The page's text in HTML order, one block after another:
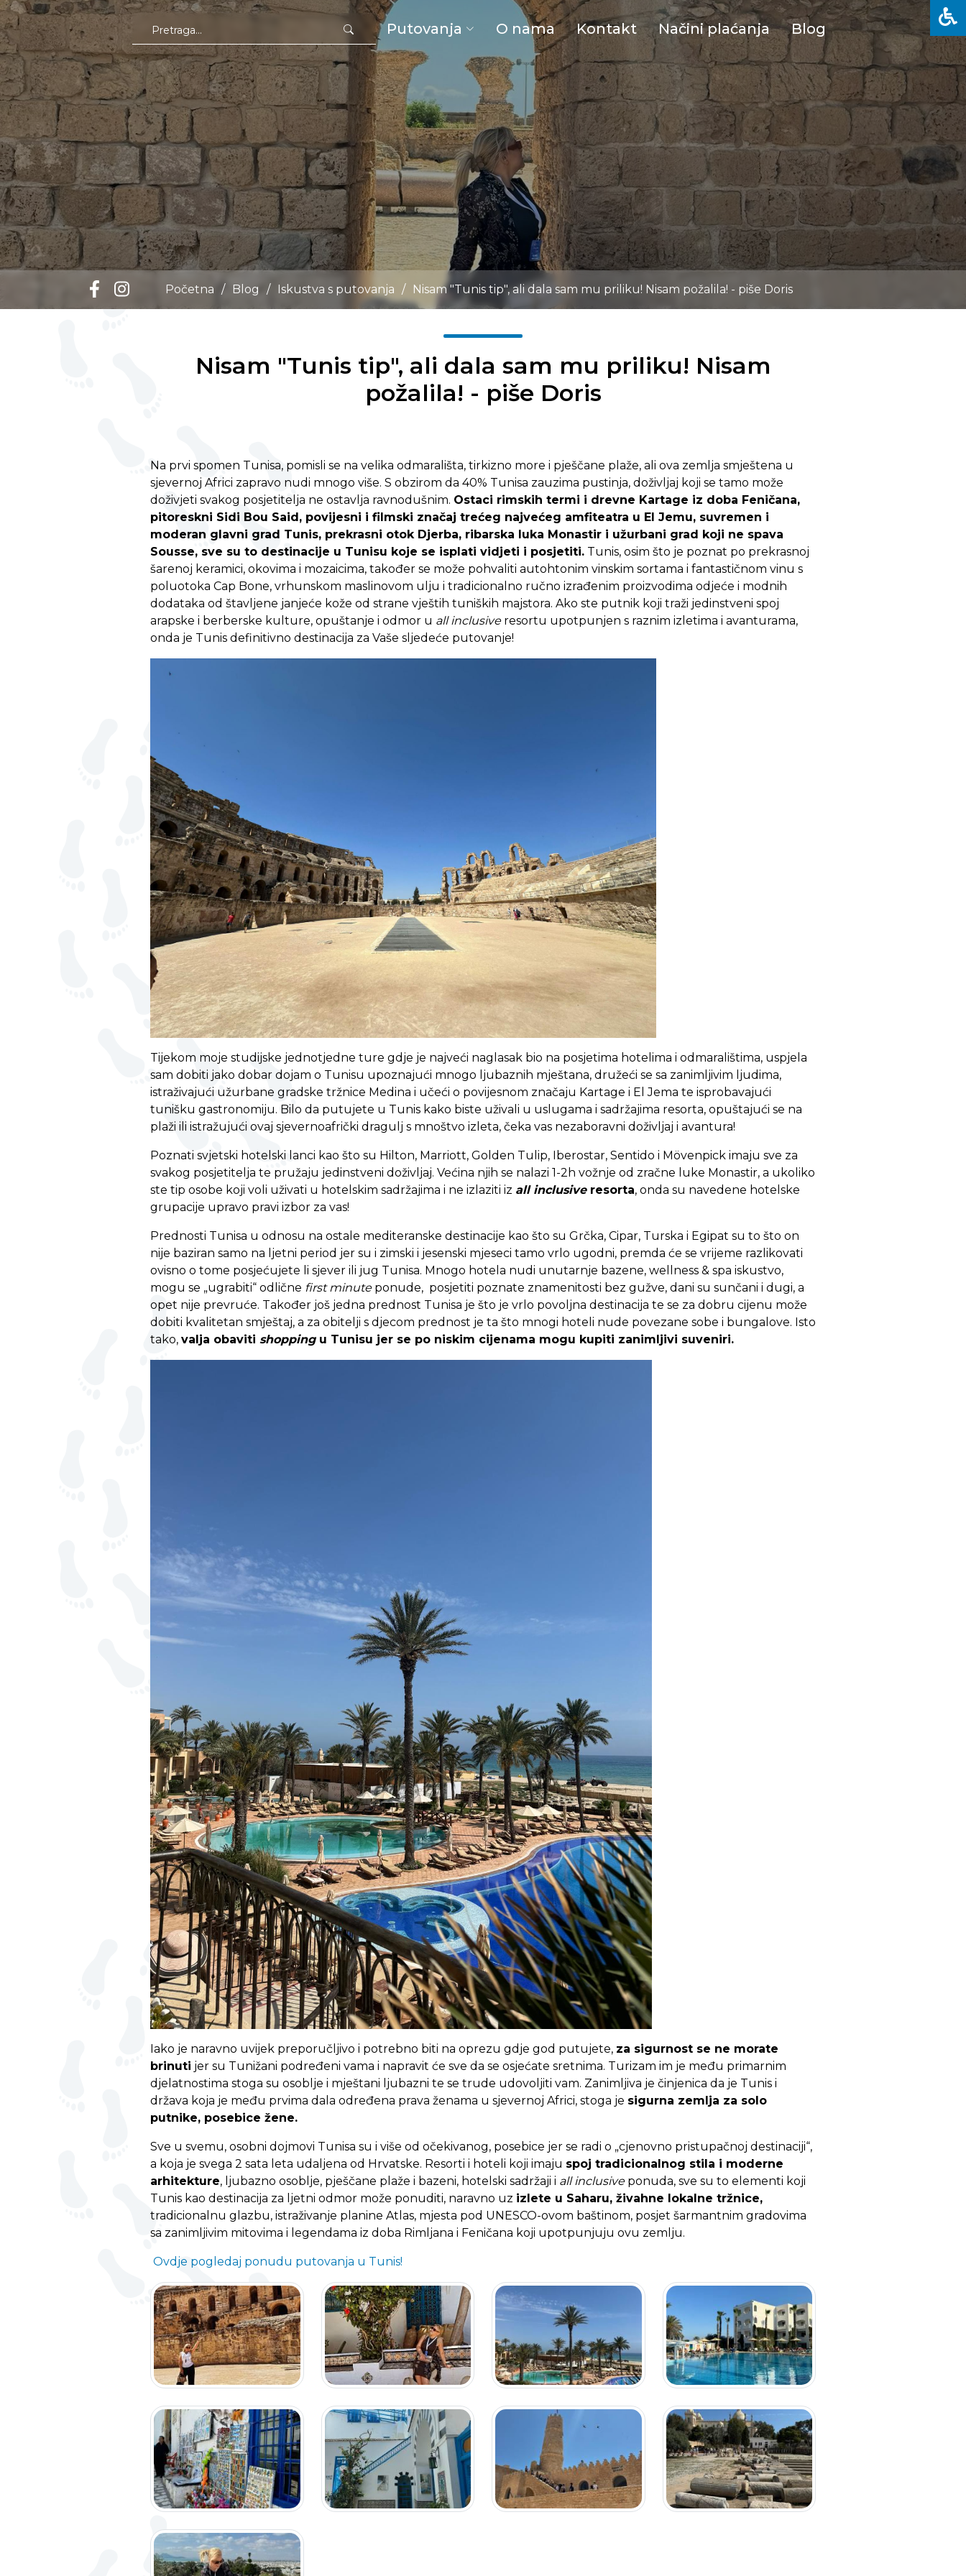
Putovanja O nama Kontakt Načini plaćanja Blog
Početna / Blog / Iskustva s putovanja / Nisam "Tunis tip", ali dala sam mu priliku! Nisam požalila! - piše Doris
Nisam "Tunis tip", ali dala sam mu priliku! Nisam
požalila! - piše Doris
Na prvi spomen Tunisa, pomisli se na velika odmarališta, tirkizno more i pješčane plaže, ali ova zemlja smještena u
sjevernoj Africi zapravo nudi mnogo više. S obzirom da 40% Tunisa zauzima pustinja, doživljaj koji se tamo može
doživjeti svakog posjetitelja ne ostavlja ravnodušnim. Ostaci rimskih termi i drevne Kartage iz doba Feničana,
pitoreskni Sidi Bou Said, povijesni i filmski značaj trećeg najvećeg amfiteatra u El Jemu, suvremen i
moderan glavni grad Tunis, prekrasni otok Djerba, ribarska luka Monastir i užurbani grad koji ne spava
Sousse, sve su to destinacije u Tunisu koje se isplati vidjeti i posjetiti. Tunis, osim što je poznat po prekrasnoj
šarenoj keramici, okovima i mozaicima, također se može pohvaliti autohtonim vinskim sortama i fantastičnom vinu s
poluotoka Cap Bone, vrhunskom maslinovom ulju i tradicionalno ručno izrađenim proizvodima odjeće i modnih
dodataka od štavljene janjeće kože od strane vještih tuniških majstora. Ako ste putnik koji traži jedinstveni spoj
arapske i berberske kulture, opuštanje i odmor u all inclusiveresortu upotpunjen s raznim izletima i avanturama,
onda je Tunis definitivno destinacija za Vaše sljedeće putovanje!
Tijekom moje studijske jednotjedne ture gdje je najveći naglasak bio na posjetima hotelima i odmaralištima, uspjela
sam dobiti jako dobar dojam o Tunisu upoznajući mnogo ljubaznih mještana, družeći se sa zanimljivim ljudima,
istraživajući užurbane gradske tržnice Medina i učeći o povijesnom značaju Kartage i El Jema te isprobavajući
tunišku gastronomiju. Bilo da putujete u Tunis kako biste uživali u uslugama i sadržajima resorta, opuštajući se na
plaži ili istražujući ovaj sjevernoafrički dragulj s mnoštvo izleta, čeka vas nezaboravni doživljaj i avantura!
Poznati svjetski hotelski lanci kao što su Hilton, Marriott, Golden Tulip, Iberostar, Sentido i Mövenpick imaju sve za
svakog posjetitelja te pružaju jedinstveni doživljaj. Većina njih se nalazi 1-2h vožnje od zračne luke Monastir, a ukoliko
ste tip osobe koji voli uživati u hotelskim sadržajima i ne izlaziti iz all inclusiveresorta, onda su navedene hotelske
grupacije upravo pravi izbor za vas!
Prednosti Tunisa u odnosu na ostale mediteranske destinacije kao što su Grčka, Cipar, Turska i Egipat su to što on
nije baziran samo na ljetni period jer su i zimski i jesenski mjeseci tamo vrlo ugodni, premda će se vrijeme razlikovati
ovisno o tome posjećujete li sjever ili jug Tunisa. Mnogo hotela nudi unutarnje bazene, wellness & spa iskustvo,
mogu se „ugrabiti“ odlične first minuteponude, posjetiti poznate znamenitosti bez gužve, dani su sunčani i dugi, a
opet nije prevruće. Također još jedna prednost Tunisa je što je vrlo povoljna destinacija te se za dobru cijenu može
dobiti kvalitetan smještaj, a za obitelji s djecom prednost je ta što mnogi hoteli nude povezane sobe i bungalove. Isto
tako, valja obaviti shoppingu Tunisu jer se po niskim cijenama mogu kupiti zanimljivi suveniri.
Iako je naravno uvijek preporučljivo i potrebno biti na oprezu gdje god putujete, za sigurnost se ne morate
brinuti jer su Tunižani podređeni vama i napravit će sve da se osjećate sretnima. Turizam im je među primarnim
djelatnostima stoga su osoblje i mještani ljubazni te se trude udovoljiti vam. Zanimljiva je činjenica da je Tunis i
država koja je među prvima dala određena prava ženama u sjevernoj Africi, stoga je sigurna zemlja za solo
putnike, posebice žene.
Sve u svemu, osobni dojmovi Tunisa su i više od očekivanog, posebice jer se radi o „cjenovno pristupačnoj destinaciji“,
a koja je svega 2 sata leta udaljena od Hrvatske. Resorti i hoteli koji imaju spoj tradicionalnog stila i moderne
arhitekture, ljubazno osoblje, pješčane plaže i bazeni, hotelski sadržaji i all inclusiveponuda, sve su to elementi koji
Tunis kao destinacija za ljetni odmor može ponuditi, naravno uz izlete u Saharu, živahne lokalne tržnice,
tradicionalnu glazbu, istraživanje planine Atlas, mjesta pod UNESCO-ovom baštinom, posjet šarmantnim gradovima
sa zanimljivim mitovima i legendama iz doba Rimljana i Feničana koji upotpunjuju ovu zemlju.
Ovdje pogledaj ponudu putovanja u Tunis!